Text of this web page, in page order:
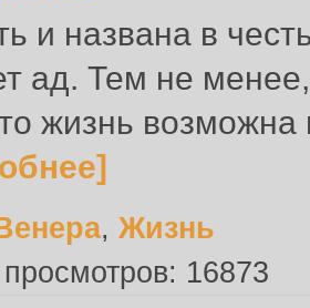
и названа в
ад. Тем не
жизнь
, Жизнь
16873